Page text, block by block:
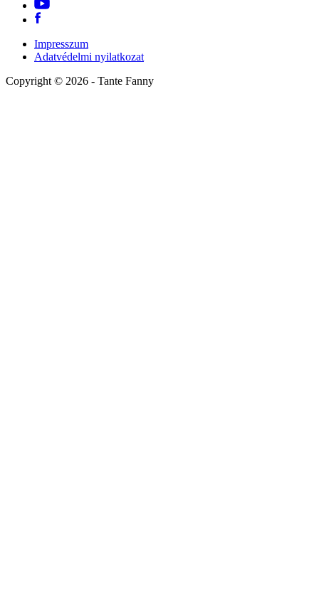
Impresszum
Adatvédelmi nyilatkozat
Copyright © 2026 - Tante Fanny